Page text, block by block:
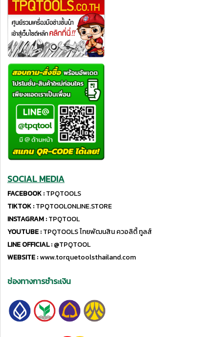
SOCIAL MEDIA
FACEBOOK :TPQTOOLS
TIKTOK :TPQTOOLONLINE.STORE
INSTAGRAM :TPQTOOL
YOUTUBE :TPQTOOLS ไทยพัฒนสิน ควอลิตี้ ทูลส์
LINE OFFICIAL :@TPQTOOL
WEBSITE :www.torquetoolsthailand.com
ช่องทางการชำระเงิน